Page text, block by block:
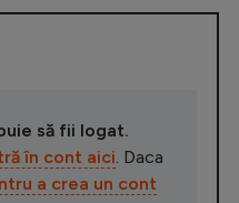
să fii logat.
în cont aici. Daca
a crea un cont